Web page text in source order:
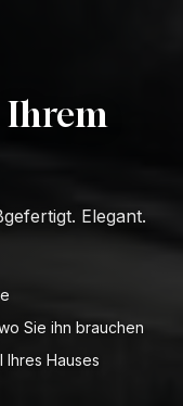
Ihrem
Elegant.
Sie ihn brauchen
Hauses